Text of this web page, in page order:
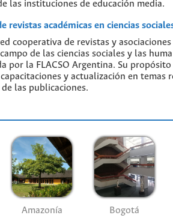
las instituciones de educación media.
revistas académicas en ciencias
cooperativa de revistas y
de las ciencias sociales y las
por la FLACSO Argentina. Su
y actualización en temas
las publicaciones.
Amazonía Bogotá